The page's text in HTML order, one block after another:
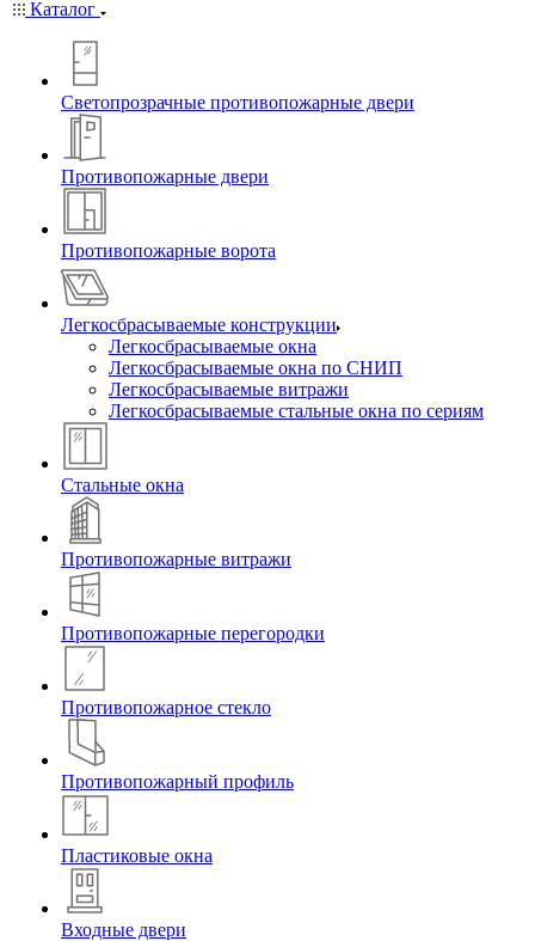
Каталог
Светопрозрачные противопожарные двери
Противопожарные двери
Противопожарные ворота
Легкосбрасываемые конструкции
Легкосбрасываемые окна
Легкосбрасываемые окна по СНИП
Легкосбрасываемые витражи
Легкосбрасываемые стальные окна по сериям
Стальные окна
Противопожарные витражи
Противопожарные перегородки
Противопожарное стекло
Противопожарный профиль
Пластиковые окна
Входные двери